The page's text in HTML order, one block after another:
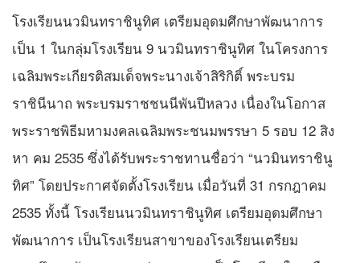
โรงเรียนนวมินทราชินูทิศ เตรียมอุดมศึกษาพัฒนาการ
เป็น 1 ในกลุ่มโรงเรียน 9 นวมินทราชินูทิศ ในโครงการ
เฉลิมพระเกียรติสมเด็จพระนางเจ้าสิริกิติ์ พระบรม
ราชินีนาถ พระบรมราชชนนีพันปีหลวง เนื่องในโอกาส
พระราชพิธีมหามงคลเฉลิมพระชนมพรรษา 5 รอบ 12 สิง
หา คม 2535 ซึ่งได้รับพระราชทานชื่อว่า “นวมินทราชินู
ทิศ” โดยประกาศจัดตั้งโรงเรียน เมื่อวันที่ 31 กรกฎาคม
2535 ทั้งนี้ โรงเรียนนวมินทราชินูทิศ เตรียมอุดมศึกษา
พัฒนาการ เป็นโรงเรียนสาขาของโรงเรียนเตรียม